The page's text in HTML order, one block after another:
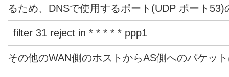
るため、DNSで使用するポート(UDP ポート
filter 31 reject in * * * * * ppp1
その他のWAN側のホストからAS側へのパケッ